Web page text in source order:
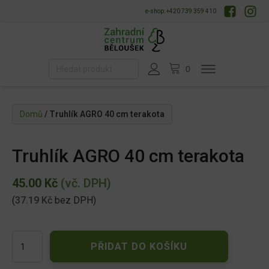
e-shop: +420 739 359 410
Domů / Truhlík AGRO 40 cm terakota
Truhlík AGRO 40 cm terakota
45.00 Kč (vč. DPH)
(37.19 Kč bez DPH)
AGRO
PŘIDAT DO KOŠÍKU